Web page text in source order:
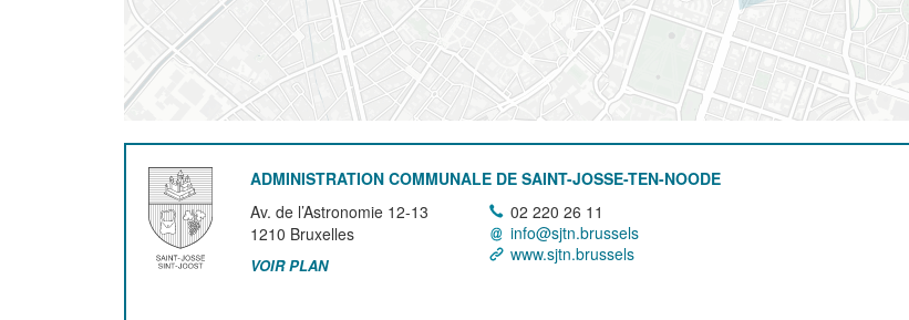
ADMINISTRATION COMMUNALE DE SAINT-JOSSE-TEN-NOODE
Av. de l’Astronomie 12-13
1210 Bruxelles
VOIR PLAN
02 220 26 11
info@sjtn.brussels
www.sjtn.brussels